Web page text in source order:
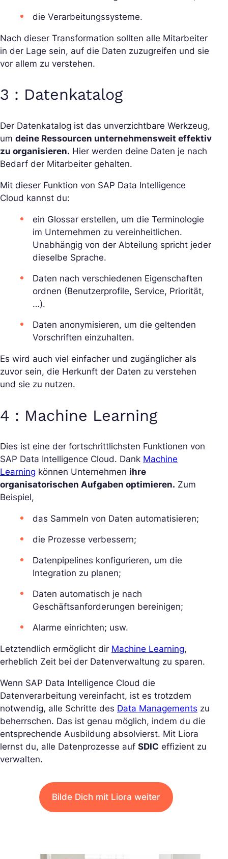
die Verarbeitungssysteme.
Nach dieser Transformation sollten alle Mitarbeiter
in der Lage sein, auf die Daten zuzugreifen und sie
vor allem zu verstehen.
3 : Datenkatalog
Der Datenkatalog ist das unverzichtbare Werkzeug,
um deine Ressourcen unternehmensweit effektiv
zu organisieren. Hier werden deine Daten je nach
Bedarf der Mitarbeiter gehalten.
Mit dieser Funktion von SAP Data Intelligence
Cloud kannst du:
ein Glossar erstellen, um die Terminologie
im Unternehmen zu vereinheitlichen.
Unabhängig von der Abteilung spricht jeder
dieselbe Sprache.
Daten nach verschiedenen Eigenschaften
ordnen (Benutzerprofile, Service, Priorität,
…).
Daten anonymisieren, um die geltenden
Vorschriften einzuhalten.
Es wird auch viel einfacher und zugänglicher als
zuvor sein, die Herkunft der Daten zu verstehen
und sie zu nutzen.
4 : Machine Learning
Dies ist eine der fortschrittlichsten Funktionen von
SAP Data Intelligence Cloud. Dank Machine
Learning können Unternehmen ihre
organisatorischen Aufgaben optimieren. Zum
Beispiel,
das Sammeln von Daten automatisieren;
die Prozesse verbessern;
Datenpipelines konfigurieren, um die
Integration zu planen;
Daten automatisch je nach
Geschäftsanforderungen bereinigen;
Alarme einrichten; usw.
Letztendlich ermöglicht dir Machine Learning,
erheblich Zeit bei der Datenverwaltung zu sparen.
Wenn SAP Data Intelligence Cloud die
Datenverarbeitung vereinfacht, ist es trotzdem
notwendig, alle Schritte des Data Managements zu
beherrschen. Das ist genau möglich, indem du die
entsprechende Ausbildung absolvierst. Mit Liora
lernst du, alle Datenprozesse auf SDIC effizient zu
verwalten.
Bilde Dich mit Liora weiter